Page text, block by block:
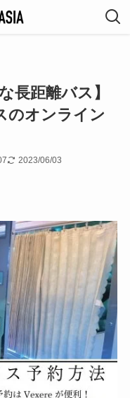
長距離バス】
のオンライン
2023/06/03